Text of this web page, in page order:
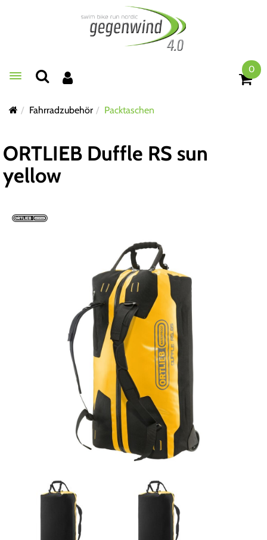
Toggle navigation
0
Fahrradzubehör Packtaschen
ORTLIEB Duffle RS sun
yellow